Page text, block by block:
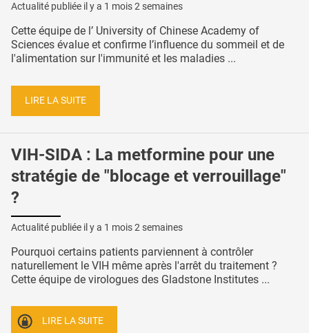
Actualité publiée il y a 1 mois 2 semaines
Cette équipe de l’ University of Chinese Academy of
Sciences évalue et confirme l’influence du sommeil et de
l'alimentation sur l'immunité et les maladies ...
LIRE LA SUITE
VIH-SIDA : La metformine pour une
stratégie de "blocage et verrouillage"
?
Actualité publiée il y a 1 mois 2 semaines
Pourquoi certains patients parviennent à contrôler
naturellement le VIH même après l'arrêt du traitement ?
Cette équipe de virologues des Gladstone Institutes ...
LIRE LA SUITE